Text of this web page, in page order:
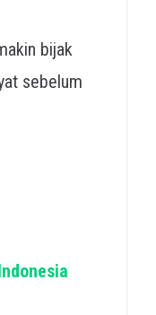
bijak
sebelum